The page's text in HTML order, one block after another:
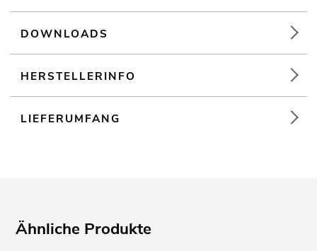
DOWNLOADS
HERSTELLERINFO
LIEFERUMFANG
Ähnliche Produkte